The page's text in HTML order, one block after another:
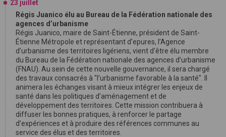
23 juillet
Régis Juanico élu au Bureau de la Fédération nationale des
agences d’urbanisme
Régis Juanico, maire de Saint-Étienne, président de Saint-
Étienne Métropole et représentant d’epures, l’Agence
d’urbanisme des territoires ligériens, vient d'être élu membre
du Bureau de la Fédération nationale des agences d’urbanisme
(FNAU). Au sein de cette nouvelle gouvernance, il sera chargé
des travaux consacrés à "l’urbanisme favorable à la santé". Il
animera les échanges visant à mieux intégrer les enjeux de
santé dans les politiques d’aménagement et de
développement des territoires. Cette mission contribuera à
diffuser les bonnes pratiques, à renforcer le partage
d’expériences et à produire des références communes au
service des élus et des territoires.